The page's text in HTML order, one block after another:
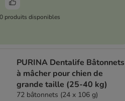
produits disponibles
PURINA Dentalife Bâtonnets
à mâcher pour chien de
grande taille (25-40 kg)
72 bâtonnets (24 x 106 g)